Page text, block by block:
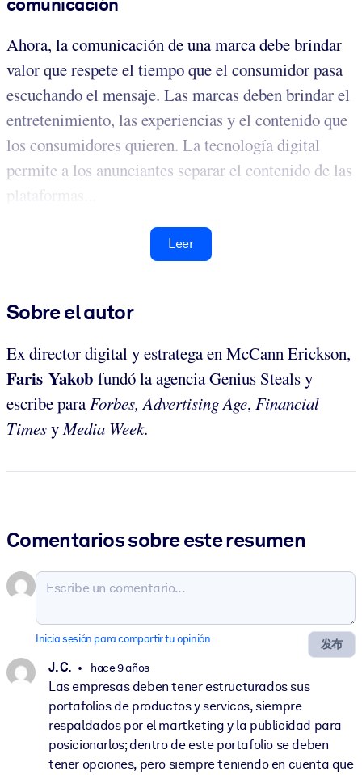
comunicación
Ahora, la comunicación de una marca debe brindar
valor que respete el tiempo que el consumidor pasa
escuchando el mensaje. Las marcas deben brindar el
entretenimiento, las experiencias y el contenido que
los consumidores quieren. La tecnología digital
permite a los anunciantes separar el contenido de las
plataformas...
Leer
Sobre el autor
Ex director digital y estratega en McCann Erickson,
Faris Yakob fundó la agencia Genius Steals y
escribe paraForbes, Advertising Age, Financial
TimesyMedia Week.
Comentarios sobre este resumen
发布
Inicia sesión para compartir tu opinión
J. C. hace 9 años
Las empresas deben tener estructurados sus
portafolios de productos y servicos, siempre
respaldados por el martketing y la publicidad para
posicionarlos; dentro de este portafolio se deben
tener opciones, pero siempre teniendo en cuenta que